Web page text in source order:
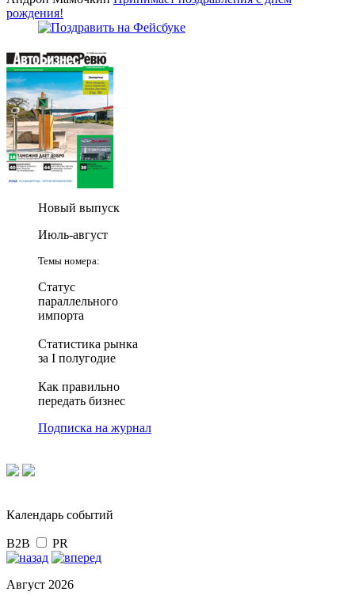
рождения!
Новый выпуск
Июль-август
Темы номера:
Статус
параллельного
импорта
Статистика рынка
за I полугодие
Как правильно
передать бизнес
Подписка на журнал
Календарь событий
B2B PR
Август 2026